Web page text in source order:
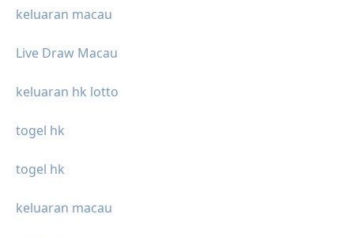
keluaran macau
Live Draw Macau
keluaran hk lotto
togel hk
togel hk
keluaran macau